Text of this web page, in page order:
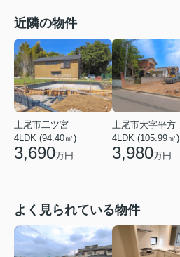
近隣の物件
上尾市二ツ宮
4LDK (94.40㎡)
3,690万円
上尾市大字平方
4LDK (105.99㎡)
3,980万円
よく見られている物件